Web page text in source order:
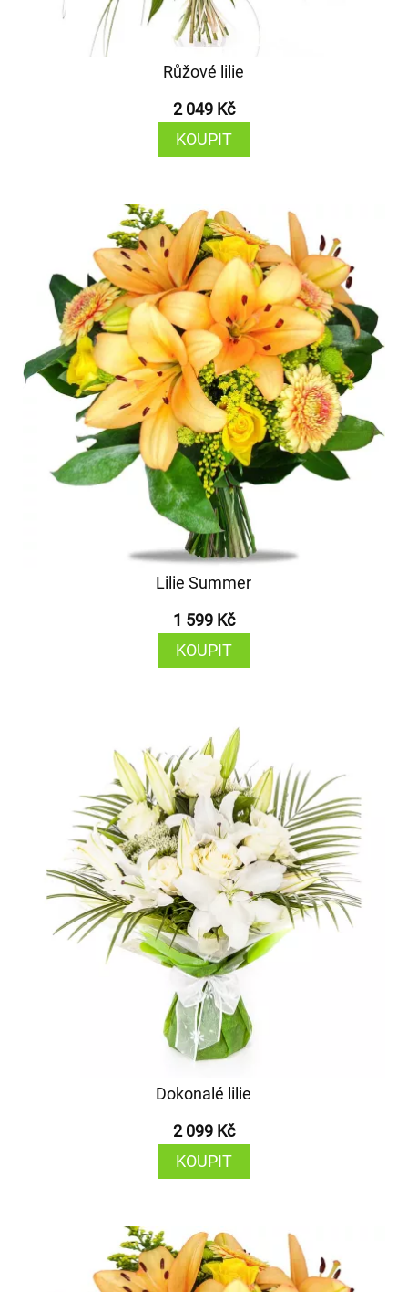
Růžové lilie
2 049 Kč
KOUPIT
Lilie Summer
1 599 Kč
KOUPIT
Dokonalé lilie
2 099 Kč
KOUPIT